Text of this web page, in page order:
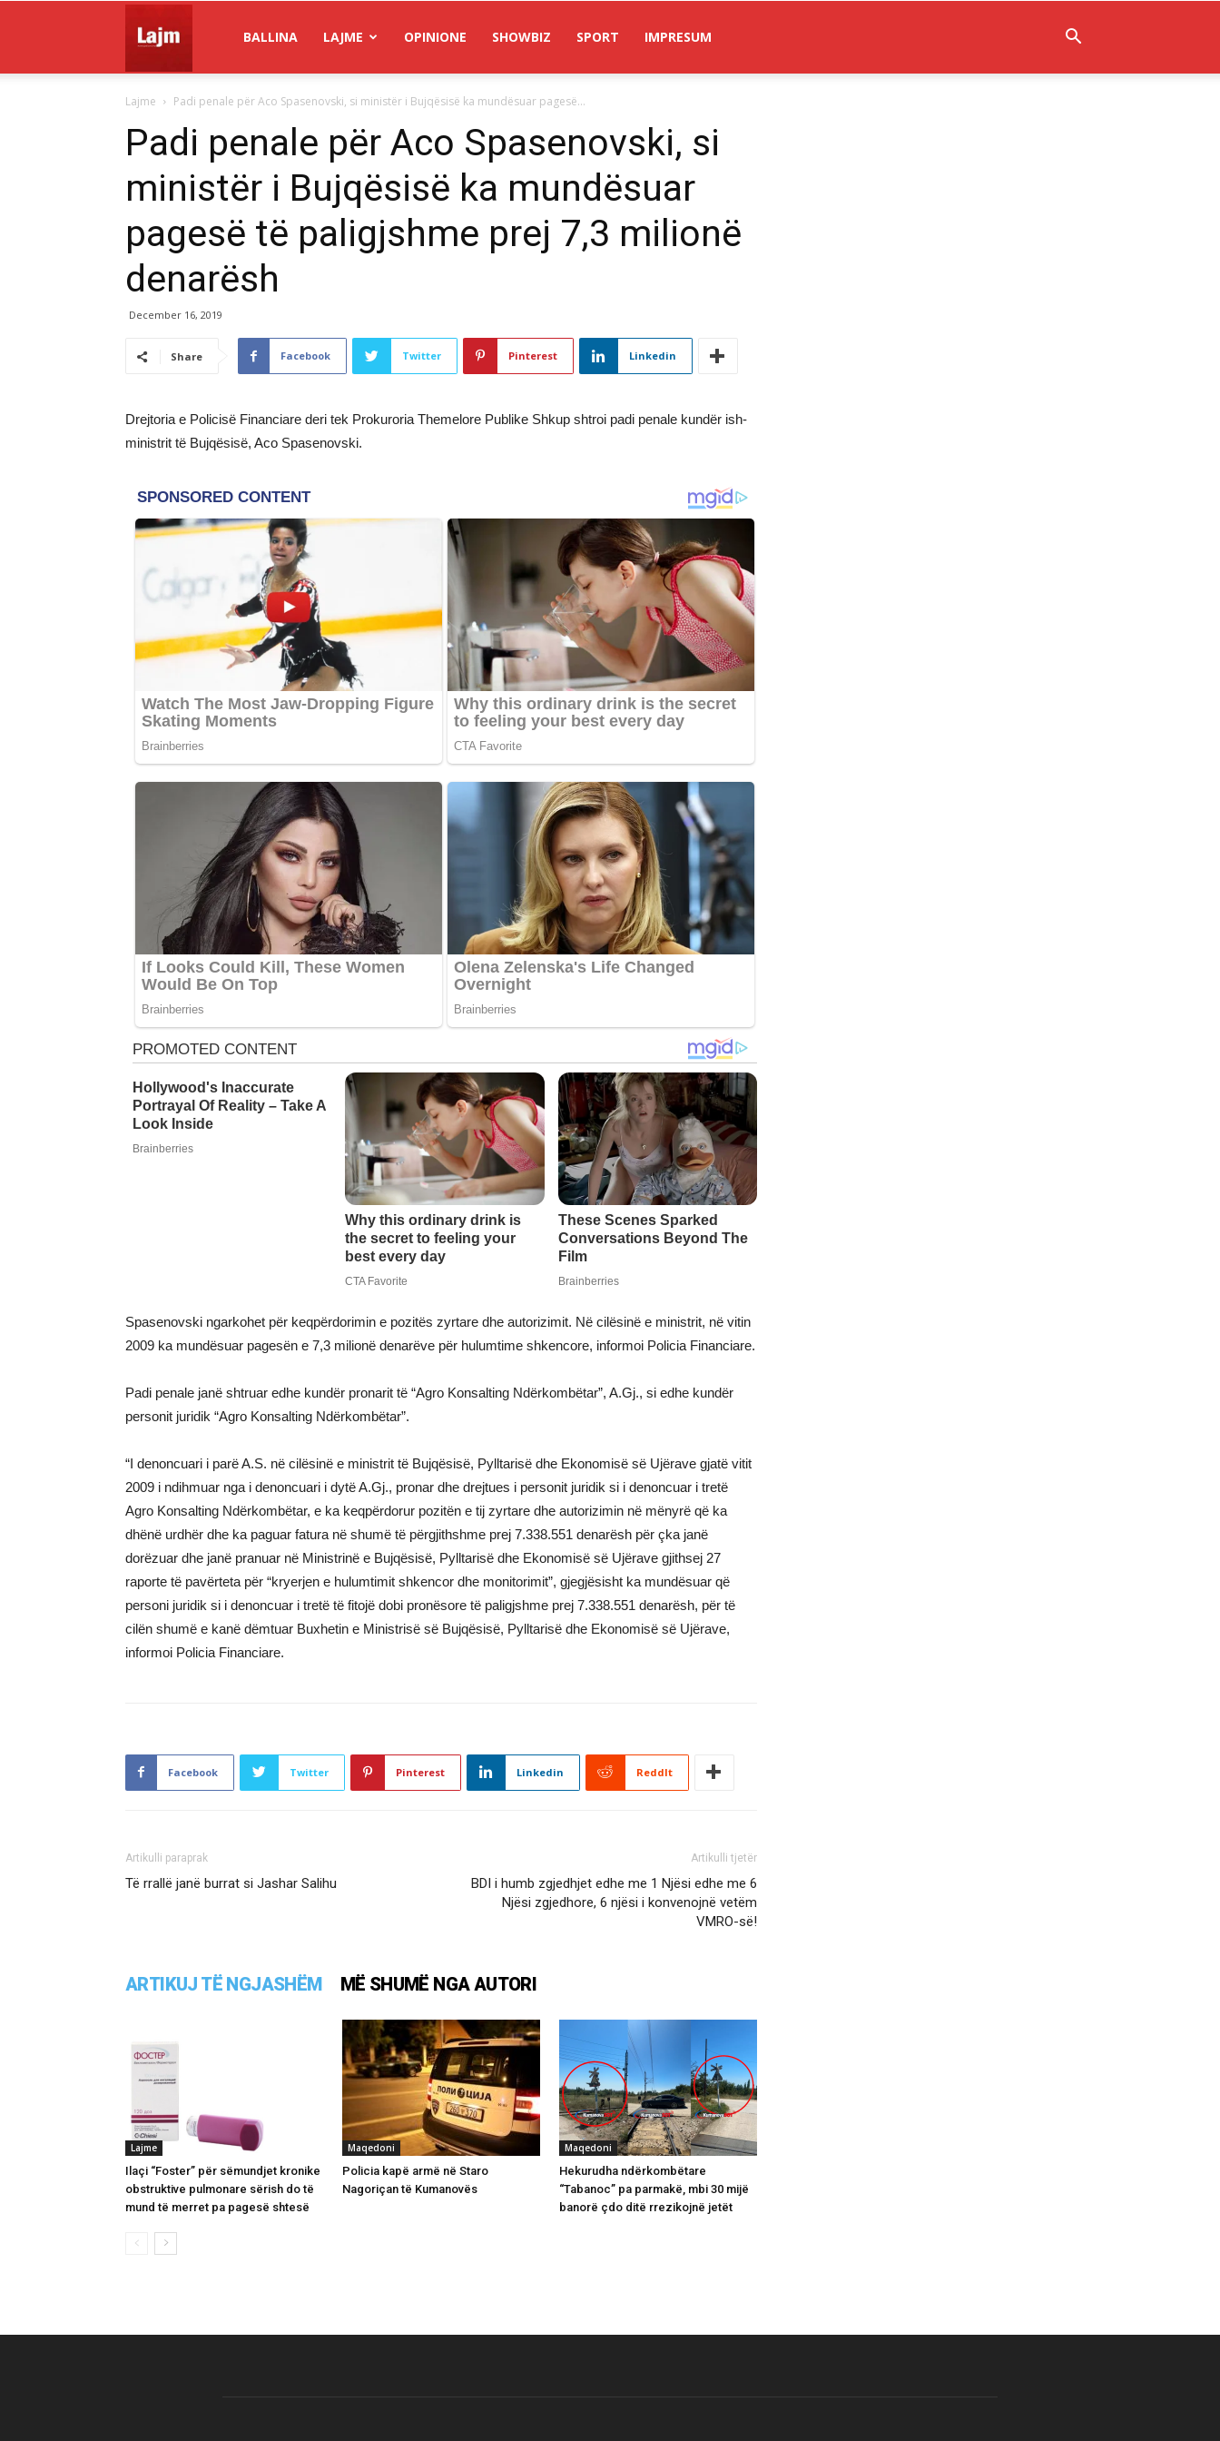
Lajm
BALLINA LAJME OPINIONE SHOWBIZ SPORT IMPRESUM
Lajme Padi penale për Aco Spasenovski, si ministër i Bujqësisë ka mundësuar pagesë...
Padi penale për Aco Spasenovski, si
ministër i Bujqësisë ka mundësuar
pagesë të paligjshme prej 7,3 milionë
denarësh
December 16, 2019
Share Facebook Twitter Pinterest Linkedin
Drejtoria e Policisë Financiare deri tek Prokuroria Themelore Publike Shkup shtroi padi penale kundër ish-
ministrit të Bujqësisë, Aco Spasenovski.
Spasenovski ngarkohet për keqpërdorimin e pozitës zyrtare dhe autorizimit. Në cilësinë e ministrit, në vitin
2009 ka mundësuar pagesën e 7,3 milionë denarëve për hulumtime shkencore, informoi Policia Financiare.
Padi penale janë shtruar edhe kundër pronarit të “Agro Konsalting Ndërkombëtar”, A.Gj., si edhe kundër
personit juridik “Agro Konsalting Ndërkombëtar”.
“I denoncuari i parë A.S. në cilësinë e ministrit të Bujqësisë, Pylltarisë dhe Ekonomisë së Ujërave gjatë vitit
2009 i ndihmuar nga i denoncuari i dytë A.Gj., pronar dhe drejtues i personit juridik si i denoncuar i tretë
Agro Konsalting Ndërkombëtar, e ka keqpërdorur pozitën e tij zyrtare dhe autorizimin në mënyrë që ka
dhënë urdhër dhe ka paguar fatura në shumë të përgjithshme prej 7.338.551 denarësh për çka janë
dorëzuar dhe janë pranuar në Ministrinë e Bujqësisë, Pylltarisë dhe Ekonomisë së Ujërave gjithsej 27
raporte të pavërteta për “kryerjen e hulumtimit shkencor dhe monitorimit”, gjegjësisht ka mundësuar që
personi juridik si i denoncuar i tretë të fitojë dobi pronësore të paligjshme prej 7.338.551 denarësh, për të
cilën shumë e kanë dëmtuar Buxhetin e Ministrisë së Bujqësisë, Pylltarisë dhe Ekonomisë së Ujërave,
informoi Policia Financiare.
Facebook Twitter Pinterest Linkedin ReddIt
Artikulli paraprak
Të rrallë janë burrat si Jashar Salihu
Artikulli tjetër
BDI i humb zgjedhjet edhe me 1 Njësi edhe me 6
Njësi zgjedhore, 6 njësi i konvenojnë vetëm
VMRO-së!
ARTIKUJ TË NGJASHËM MË SHUMË NGA AUTORI
Lajme
Ilaçi “Foster” për sëmundjet kronike
obstruktive pulmonare sërish do të
mund të merret pa pagesë shtesë
Maqedoni
Policia kapë armë në Staro
Nagoriçan të Kumanovës
Maqedoni
Hekurudha ndërkombëtare
“Tabanoc” pa parmakë, mbi 30 mijë
banorë çdo ditë rrezikojnë jetët